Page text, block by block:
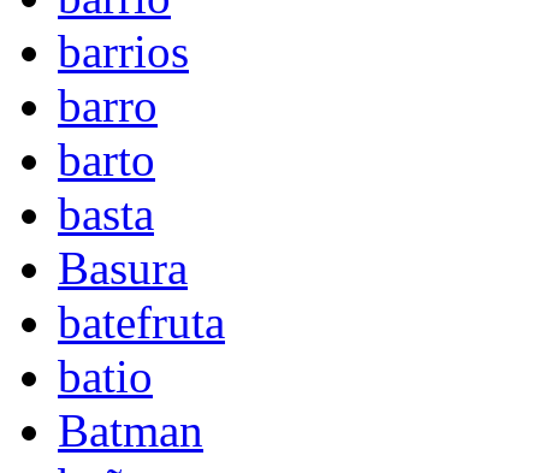
barrios
barro
barto
basta
Basura
batefruta
batio
Batman